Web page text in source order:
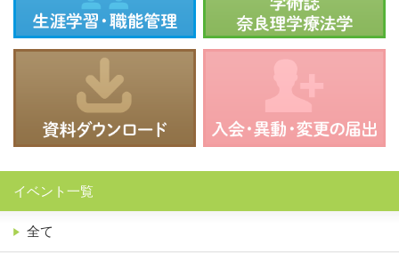
イベント一覧
全て